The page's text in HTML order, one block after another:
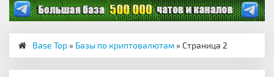
Base Top » Базы по криптовалютам » Страница 2